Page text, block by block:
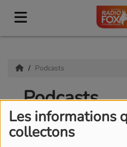
Les informations
collectons
Podcasts
Podcasts